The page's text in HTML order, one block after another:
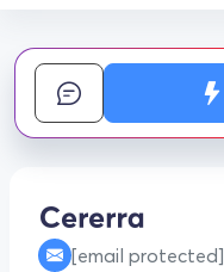
[email protected]